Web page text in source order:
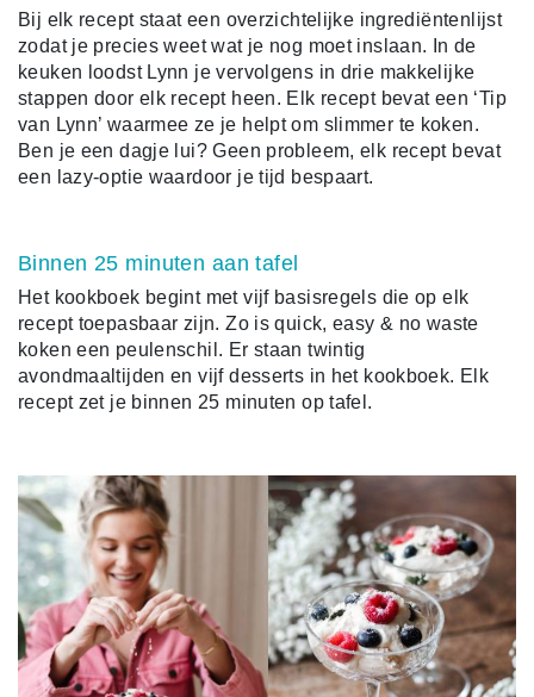
Bij elk recept staat een overzichtelijke ingrediëntenlijst
zodat je precies weet wat je nog moet inslaan. In de
keuken loodst Lynn je vervolgens in drie makkelijke
stappen door elk recept heen. Elk recept bevat een ‘Tip
van Lynn’ waarmee ze je helpt om slimmer te koken.
Ben je een dagje lui? Geen probleem, elk recept bevat
een lazy-optie waardoor je tijd bespaart.
Binnen 25 minuten aan tafel
Het kookboek begint met vijf basisregels die op elk
recept toepasbaar zijn. Zo is quick, easy & no waste
koken een peulenschil. Er staan twintig
avondmaaltijden en vijf desserts in het kookboek. Elk
recept zet je binnen 25 minuten op tafel.